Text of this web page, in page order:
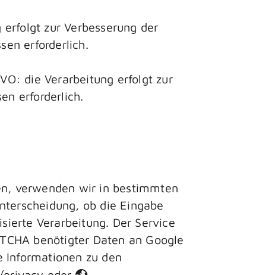
zur Verbesserung der
erforderlich.
die Verarbeitung erfolgt zur
erforderlich.
verwenden wir in bestimmten
ob die Eingabe
Verarbeitung. Der Service
benötigter Daten an Google
Informationen zu den